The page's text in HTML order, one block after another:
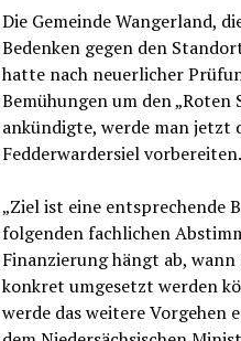
Die Gemeinde Wangerland,
Bedenken gegen den
hatte nach neuerlicher
Bemühungen um den „Roten
ankündigte, werde man
Fedderwardersiel vorbereiten.
„Ziel ist eine entsprechende
folgenden fachlichen
Finanzierung hängt ab,
konkret umgesetzt werden
werde das weitere Vorgehen